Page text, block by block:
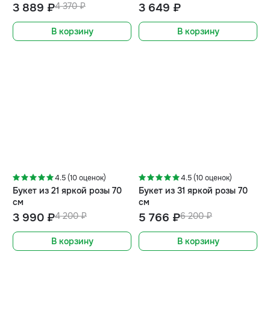
4 370 ₽
3 889 ₽
В корзину
3 649 ₽
В корзину
4.5 (10 оценок)
Букет из 21 яркой розы 70
см
4 200 ₽
3 990 ₽
В корзину
4.5 (10 оценок)
Букет из 31 яркой розы 70
см
6 200 ₽
5 766 ₽
В корзину